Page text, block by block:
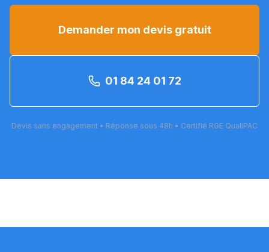
Demander mon devis gratuit
01 84 24 01 72
Devis sans engagement • Réponse sous 48h • Certifié RGE QualiPAC